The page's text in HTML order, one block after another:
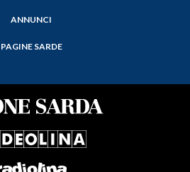
ANNUNCI
PAGINE SARDE